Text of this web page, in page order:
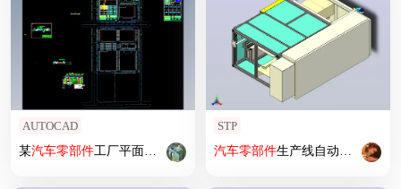
AUTOCAD
某汽车零部件工厂平面布局图设计
STP
汽车零部件生产线自动装配检测拧紧机